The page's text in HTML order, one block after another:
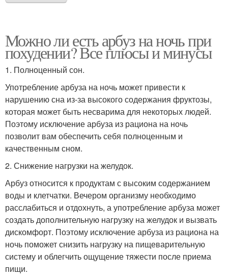
Можно ли есть арбуз на ночь при
похудении? Все плюсы и минусы
1. Полноценный сон.
Употребление арбуза на ночь может привести к
нарушению сна из-за высокого содержания фруктозы,
которая может быть несварима для некоторых людей.
Поэтому исключение арбуза из рациона на ночь
позволит вам обеспечить себя полноценным и
качественным сном.
2. Снижение нагрузки на желудок.
Арбуз относится к продуктам с высоким содержанием
воды и клетчатки. Вечером организму необходимо
расслабиться и отдохнуть, а употребление арбуза может
создать дополнительную нагрузку на желудок и вызвать
дискомфорт. Поэтому исключение арбуза из рациона на
ночь поможет снизить нагрузку на пищеварительную
систему и облегчить ощущение тяжести после приема
пищи.